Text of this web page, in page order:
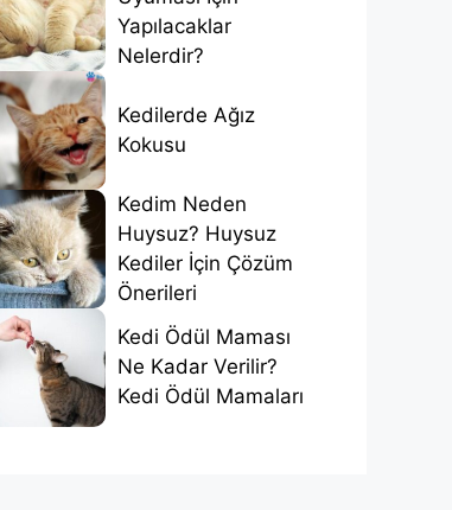
Yapılacaklar
Nelerdir?
Kedilerde Ağız
Kokusu
Kedim Neden
Huysuz? Huysuz
Kediler İçin Çözüm
Önerileri
Kedi Ödül Maması
Ne Kadar Verilir?
Kedi Ödül Mamaları